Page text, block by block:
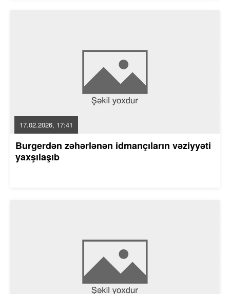
17.02.2026, 17:41
Burgerdən zəhərlənən idmançıların vəziyyəti
yaxşılaşıb